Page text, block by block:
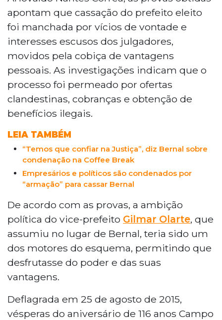
conspiração pelo poder, não uma simples
coalizão política. O juiz Ariovaldo Nantes
Corrêa destacou que a cassação foi
marcada por interesses escusos e cobiça
de vantagens pessoais. A investigação,
conduzida pelo Gaeco, apontou um
conluio entre empresários e políticos para
remover Bernal, beneficiando o vice-
prefeito Gilmar Olarte e restaurando
privilégios para empresários. Os
condenados, incluindo políticos e
empresários, devem pagar R$ 1,9 milhão
por dano moral coletivo.
apontam que cassação do prefeito eleito
foi manchada por vícios de vontade e
interesses escusos dos julgadores,
movidos pela cobiça de vantagens
pessoais. As investigações indicam que o
processo foi permeado por ofertas
clandestinas, cobranças e obtenção de
benefícios ilegais.
LEIA TAMBÉM
“Temos que confiar na Justiça”, diz Bernal sobre
condenação na Coffee Break
Empresários e políticos são condenados por
“armação” para cassar Bernal
De acordo com as provas, a ambição
política do vice-prefeito Gilmar Olarte, que
assumiu no lugar de Bernal, teria sido um
dos motores do esquema, permitindo que
desfrutasse do poder e das suas
vantagens.
Deflagrada em 25 de agosto de 2015,
vésperas do aniversário de 116 anos Campo